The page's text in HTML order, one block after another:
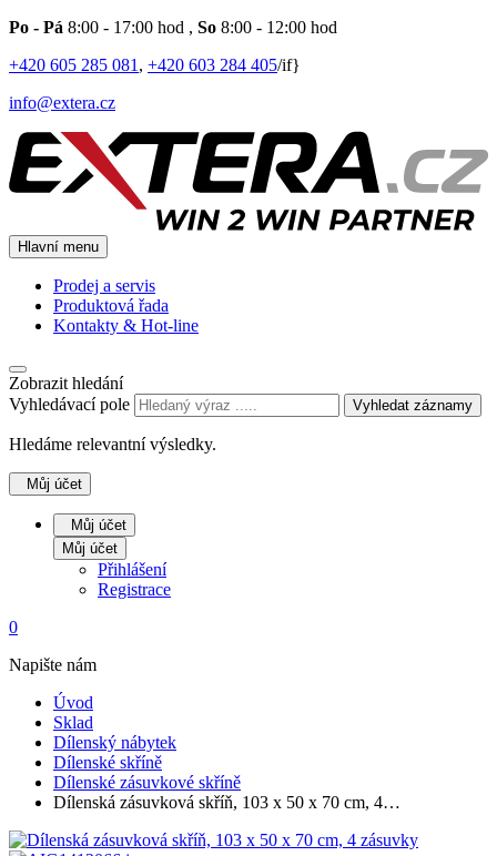
Po - Pá 8:00 - 17:00 hod , So 8:00 - 12:00 hod
+420 605 285 081 , +420 603 284 405/if}
info@extera.cz
Hlavní menu
Prodej a servis
Produktová řada
Kontakty & Hot-line
Zobrazit hledání
Vyhledávací pole
Vyhledat záznamy
Hledáme relevantní výsledky.
Můj účet
Můj účet
Můj účet
Přihlášení
Registrace
0
Napište nám
Úvod
Sklad
Dílenský nábytek
Dílenské skříně
Dílenské zásuvkové skříně
Dílenská zásuvková skříň, 103 x 50 x 70 cm, 4…